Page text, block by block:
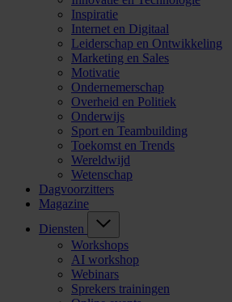
Inspiratie
Internet en Digitaal
Leiderschap en Ontwikkeling
Marketing en Sales
Motivatie
Ondernemerschap
Overheid en Politiek
Onderwijs
Sport en Teambuilding
Toekomst en Trends
Wereldwijd
Wetenschap
Dagvoorzitters
Magazine
Diensten
Workshops
AI workshop
Webinars
Sprekers trainingen